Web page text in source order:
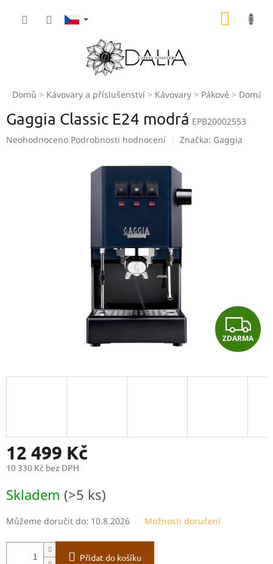
Domů Kávovary a příslušenství Kávovary Pákové Domácí
Gaggia Classic E24 modrá EPB20002553
Průměrné
Neohodnoceno Podrobnosti hodnocení Značka: Gaggia
Z
D
A
ZDARMA
12 499 Kč
10 330 Kč bez DPH
cena:
Skladem (>5 ks)
Můžeme doručit do: 10.8.2026 Možnosti doručení
Přidat do košíku